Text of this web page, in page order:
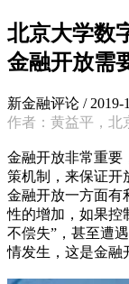
北京大学数
金融开放需
新金融评论 / 2019-
作者：黄益平，北
金融开放非常重要
策机制，来保证开
金融开放一方面有
性的增加，如果控
不偿失”，甚至遭
情发生，这是金融